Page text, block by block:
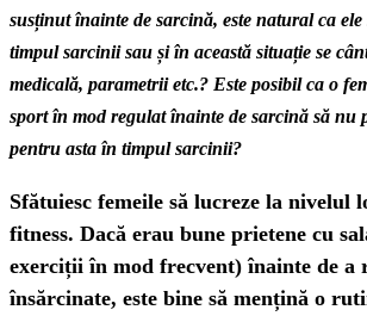
susținut înainte de sarcină, este natural ca
timpul sarcinii sau și în această situație se
medicală, parametrii etc.? Este posibil ca o
sport în mod regulat înainte de sarcină să nu
pentru asta în timpul sarcinii?
Sfătuiesc femeile să lucreze la nivelul
fitness. Dacă erau bune prietene cu
exerciții în mod frecvent) înainte de a
însărcinate, este bine să mențină o